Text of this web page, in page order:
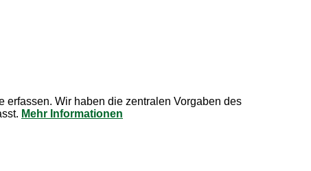
erfassen. Wir haben die zentralen Vorgaben des
Mehr Informationen